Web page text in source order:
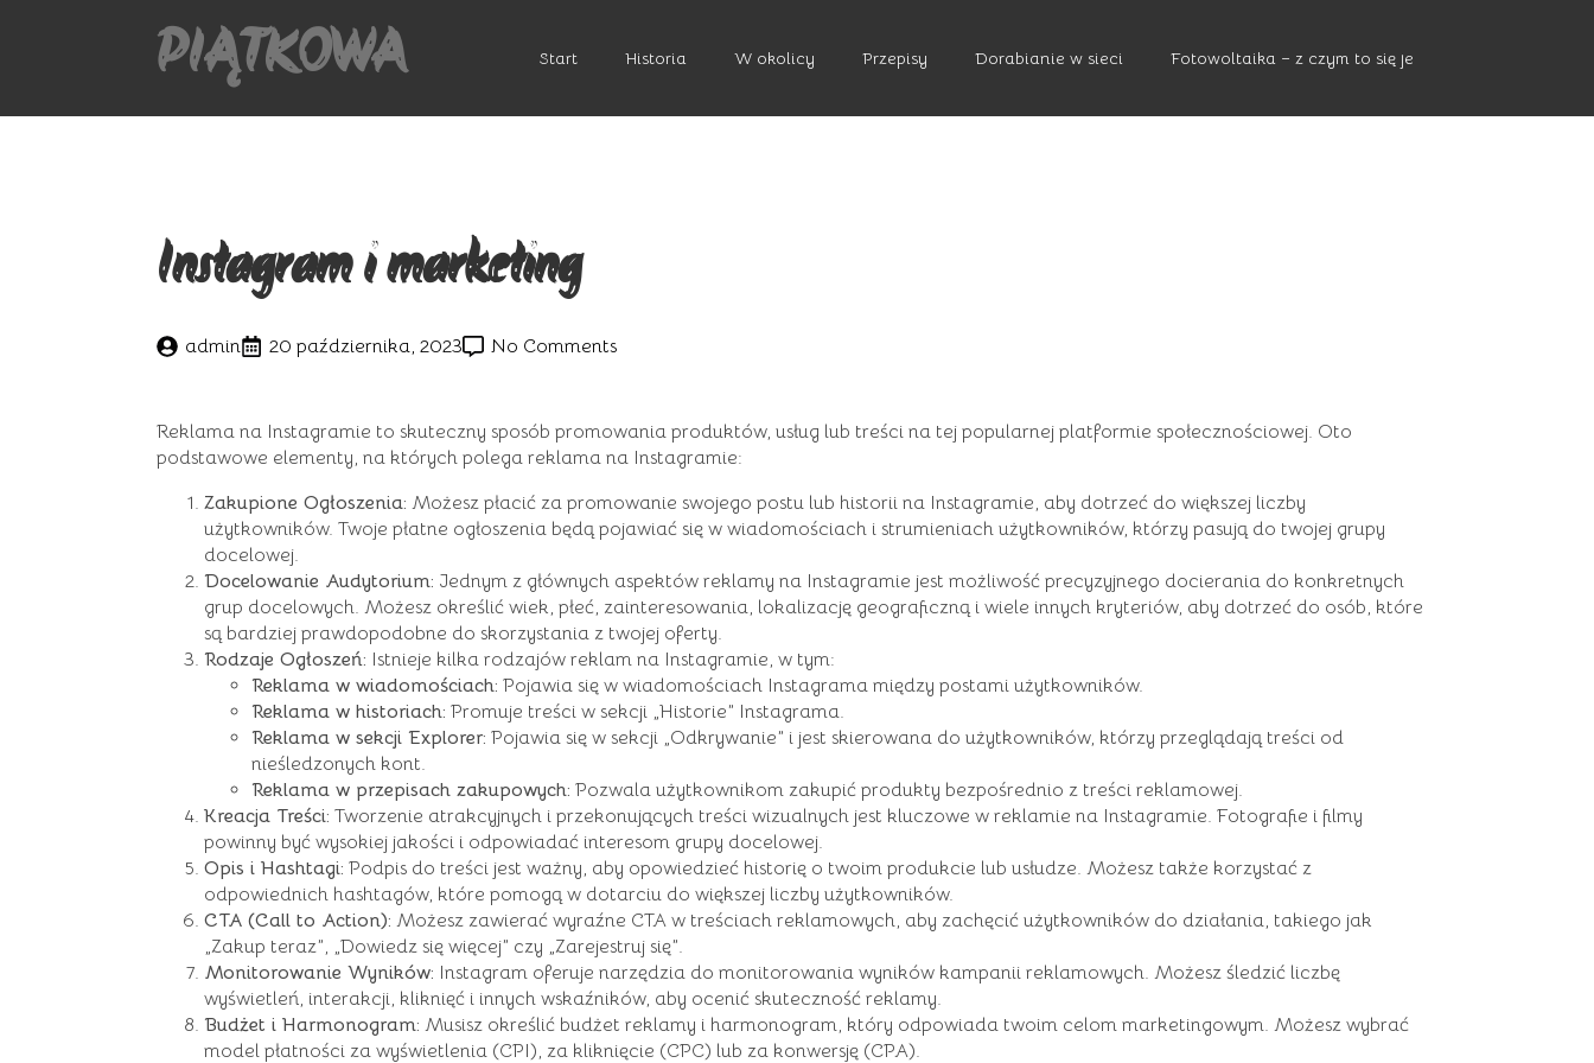
PIĄTKOWA Start Historia W okolicy Przepisy Dorabianie w sieci Fotowoltaika – z czym to się je
Instagram i marketing
admin 20 października, 2023 No Comments
Reklama na Instagramie to skuteczny sposób promowania produktów, usług lub treści na tej popularnej platformie społecznościowej. Oto
podstawowe elementy, na których polega reklama na Instagramie:
Zakupione Ogłoszenia: Możesz płacić za promowanie swojego postu lub historii na Instagramie, aby dotrzeć do większej liczby
użytkowników. Twoje płatne ogłoszenia będą pojawiać się w wiadomościach i strumieniach użytkowników, którzy pasują do twojej grupy
docelowej.
Docelowanie Audytorium: Jednym z głównych aspektów reklamy na Instagramie jest możliwość precyzyjnego docierania do konkretnych
grup docelowych. Możesz określić wiek, płeć, zainteresowania, lokalizację geograficzną i wiele innych kryteriów, aby dotrzeć do osób, które
są bardziej prawdopodobne do skorzystania z twojej oferty.
Rodzaje Ogłoszeń: Istnieje kilka rodzajów reklam na Instagramie, w tym:
Reklama w wiadomościach: Pojawia się w wiadomościach Instagrama między postami użytkowników.
Reklama w historiach: Promuje treści w sekcji „Historie” Instagrama.
Reklama w sekcji Explorer: Pojawia się w sekcji „Odkrywanie” i jest skierowana do użytkowników, którzy przeglądają treści od
nieśledzonych kont.
Reklama w przepisach zakupowych: Pozwala użytkownikom zakupić produkty bezpośrednio z treści reklamowej.
Kreacja Treści: Tworzenie atrakcyjnych i przekonujących treści wizualnych jest kluczowe w reklamie na Instagramie. Fotografie i filmy
powinny być wysokiej jakości i odpowiadać interesom grupy docelowej.
Opis i Hashtagi: Podpis do treści jest ważny, aby opowiedzieć historię o twoim produkcie lub usłudze. Możesz także korzystać z
odpowiednich hashtagów, które pomogą w dotarciu do większej liczby użytkowników.
CTA (Call to Action): Możesz zawierać wyraźne CTA w treściach reklamowych, aby zachęcić użytkowników do działania, takiego jak
„Zakup teraz”, „Dowiedz się więcej” czy „Zarejestruj się”.
Monitorowanie Wyników: Instagram oferuje narzędzia do monitorowania wyników kampanii reklamowych. Możesz śledzić liczbę
wyświetleń, interakcji, kliknięć i innych wskaźników, aby ocenić skuteczność reklamy.
Budżet i Harmonogram: Musisz określić budżet reklamy i harmonogram, który odpowiada twoim celom marketingowym. Możesz wybrać
model płatności za wyświetlenia (CPI), za kliknięcie (CPC) lub za konwersję (CPA).